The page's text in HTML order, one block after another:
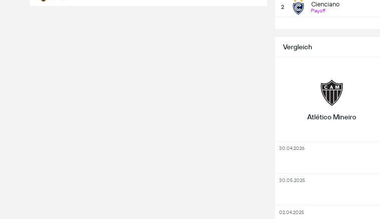
2 Cienciano
Playoff
Vergleich
Atlético Mineiro
30.04.2026
30.05.2025
02.04.2025